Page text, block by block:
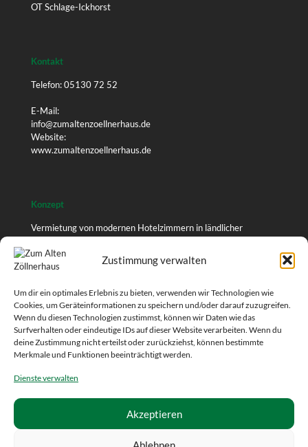
Zustimmung verwalten
Um dir ein optimales Erlebnis zu bieten, verwenden wir Technologien wie
Cookies, um Geräteinformationen zu speichern und/oder darauf zuzugreifen.
Wenn du diesen Technologien zustimmst, können wir Daten wie das
Surfverhalten oder eindeutige IDs auf dieser Website verarbeiten. Wenn du
deine Zustimmung nicht erteilst oder zurückziehst, können bestimmte
Merkmale und Funktionen beeinträchtigt werden.
Dienste verwalten
Akzeptieren
OT Schlage-Ickhorst
Kontakt
Telefon: 05130 72 52
E-Mail:
info@zumaltenzoellnerhaus.de
Website:
www.zumaltenzoellnerhaus.de
Konzept
Vermietung von modernen Hotelzimmern in ländlicher
Unser Veranstaltungsraum ist verpachtet - Informationen
Social Media